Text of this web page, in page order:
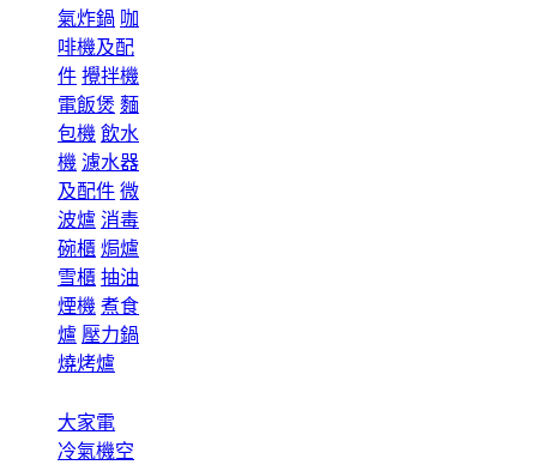
氣炸鍋 咖
啡機及配
件 攪拌機
電飯煲 麵
包機 飲水
機 濾水器
及配件 微
波爐 消毒
碗櫃 焗爐
雪櫃 抽油
煙機 煮食
爐 壓力鍋
燒烤爐
大家電
冷氣機空